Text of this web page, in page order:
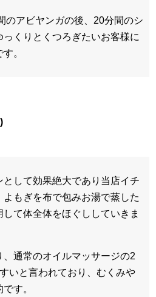
のアビヤンガの後、20分間のシ
っくりとくつろぎたいお客様に
。
して効果絶大であり当店イチ
もぎを布で包みお湯で蒸した
して体全体をほぐししていきま
通常のオイルマッサージの2
いと言われており、むくみや
す。